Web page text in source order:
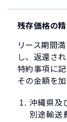
残存価格の
リース期間
し、返還さ
特約事項に
その金額を
沖縄県及
別途輸送